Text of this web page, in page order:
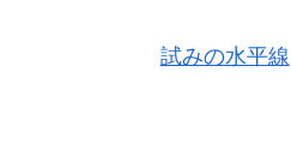
試みの水平線